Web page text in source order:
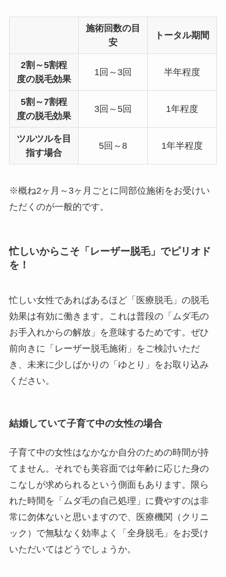
施術回数の目
安
トータル期間
2割～5割程
度の脱毛効果
1回～3回 半年程度
5割～7割程
度の脱毛効果
3回～5回 1年程度
ツルツルを目
指す場合
5回～8 1年半程度
※概ね2ヶ月～3ヶ月ごとに同部位施術をお受けい
ただくのが一般的です。
忙しいからこそ「レーザー脱毛」でピリオド
を！
忙しい女性であればあるほど「医療脱毛」の脱毛
効果は有効に働きます。これは普段の「ムダ毛の
お手入れからの解放」を意味するためです。ぜひ
前向きに「レーザー脱毛施術」をご検討いただ
き、未来に少しばかりの「ゆとり」をお取り込み
ください。
結婚していて子育て中の女性の場合
子育て中の女性はなかなか自分のための時間が持
てません。それでも美容面では年齢に応じた身の
こなしが求められるという側面もあります。限ら
れた時間を「ムダ毛の自己処理」に費やすのは非
常に勿体ないと思いますので、医療機関（クリニ
ック）で無駄なく効率よく「全身脱毛」をお受け
いただいてはどうでしょうか。